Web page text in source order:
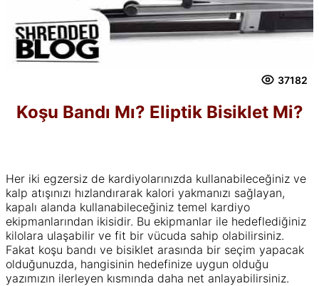
37182
Koşu Bandı Mı? Eliptik Bisiklet Mi?
Her iki egzersiz de kardiyolarınızda kullanabileceğiniz ve
kalp atışınızı hızlandırarak kalori yakmanızı sağlayan,
kapalı alanda kullanabileceğiniz temel kardiyo
ekipmanlarından ikisidir. Bu ekipmanlar ile hedeflediğiniz
kilolara ulaşabilir ve fit bir vücuda sahip olabilirsiniz.
Fakat koşu bandı ve bisiklet arasında bir seçim yapacak
olduğunuzda, hangisinin hedefinize uygun olduğu
yazımızın ilerleyen kısmında daha net anlayabilirsiniz.